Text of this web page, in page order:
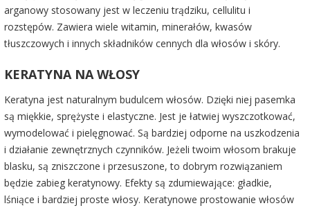
arganowy stosowany jest w leczeniu trądziku, cellulitu i
rozstępów. Zawiera wiele witamin, minerałów, kwasów
tłuszczowych i innych składników cennych dla włosów i skóry.
KERATYNA NA WŁOSY
Keratyna jest naturalnym budulcem włosów. Dzięki niej pasemka
są miękkie, sprężyste i elastyczne. Jest je łatwiej wyszczotkować,
wymodelować i pielęgnować. Są bardziej odporne na uszkodzenia
i działanie zewnętrznych czynników. Jeżeli twoim włosom brakuje
blasku, są zniszczone i przesuszone, to dobrym rozwiązaniem
będzie zabieg keratynowy. Efekty są zdumiewające: gładkie,
lśniące i bardziej proste włosy. Keratynowe prostowanie włosów